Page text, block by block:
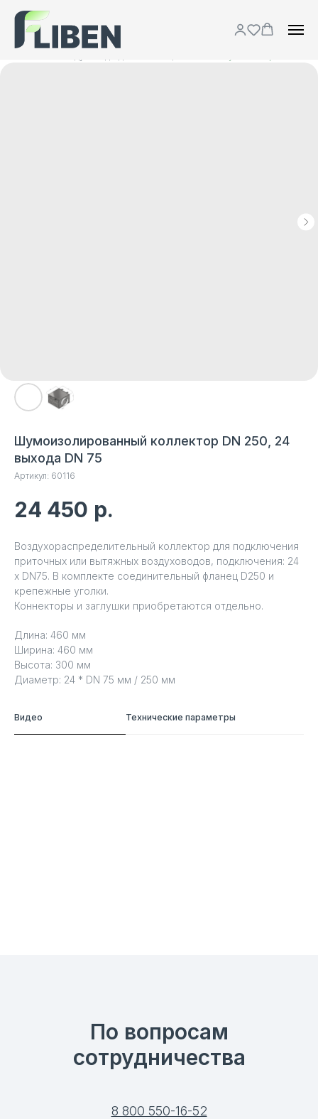
Шумоизолированный коллектор DN 250, 24
выхода DN 75
Артикул: 60116
24 450 р.
Воздухораспределительный коллектор для подключения
приточных или вытяжных воздуховодов, подключения: 24
х DN75. В комплекте соединительный фланец D250 и
крепежные уголки.
Коннекторы и заглушки приобретаются отдельно.
Длина: 460 мм
Ширина: 460 мм
Высота: 300 мм
Диаметр: 24 * DN 75 мм / 250 мм
Видео Технические параметры
По вопросам
сотрудничества
8 800 550-16-52